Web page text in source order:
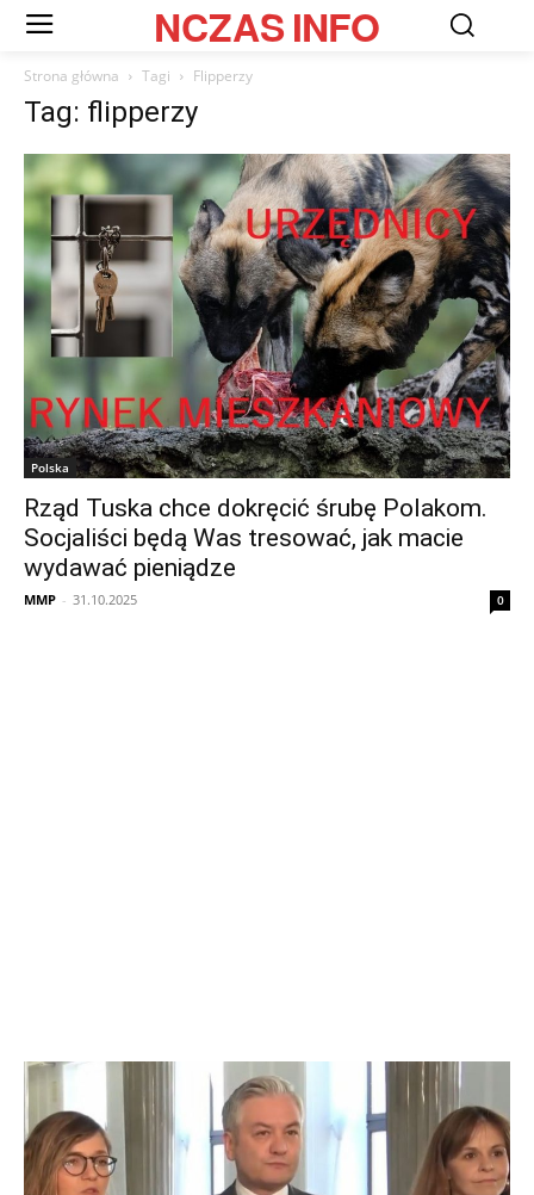
NCZASINFO
Strona główna Tagi Flipperzy
Tag: flipperzy
Polska
Rząd Tuska chce dokręcić śrubę Polakom.
Socjaliści będą Was tresować, jak macie
wydawać pieniądze
MMP - 31.10.2025 0